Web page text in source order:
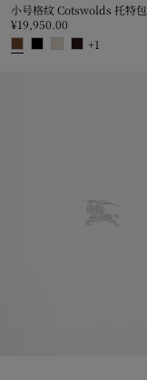
小号格纹 Cotswolds 托特包
¥19,950.00
+1